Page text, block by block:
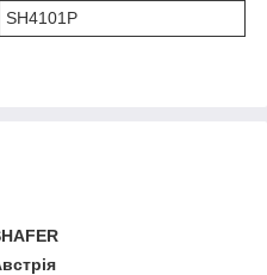
SH4101P